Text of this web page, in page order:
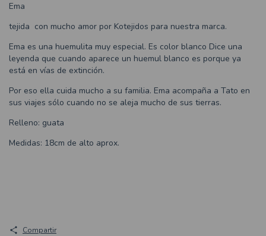
Ema
tejida con mucho amor por Kotejidos para nuestra marca.
Ema es una huemulita muy especial. Es color blanco Dice una
leyenda que cuando aparece un huemul blanco es porque ya
está en vías de extinción.
Por eso ella cuida mucho a su familia. Ema acompaña a Tato en
sus viajes sólo cuando no se aleja mucho de sus tierras.
Relleno: guata
Medidas: 18cm de alto aprox.
Compartir